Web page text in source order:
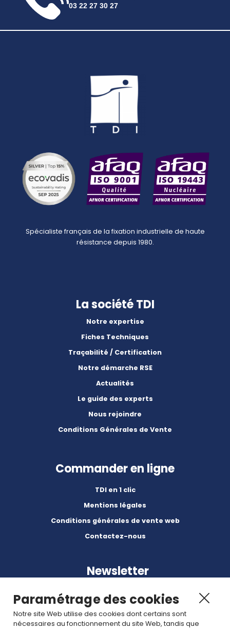
03 22 27 30 27
Spécialiste français de la fixation industrielle de haute
résistance depuis 1980.
La société TDI
Notre expertise
Fiches Techniques
Traçabilité / Certification
Notre démarche RSE
Actualités
Le guide des experts
Nous rejoindre
Conditions Générales de Vente
Commander en ligne
TDI en 1 clic
Mentions légales
Conditions générales de vente web
Contactez-nous
Newsletter
Paramétrage des cookies
Notre site Web utilise des cookies dont certains sont
nécessaires au fonctionnement du site Web, tandis que